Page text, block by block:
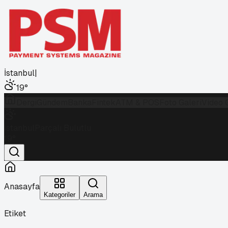
İstanbul|
19°
Anasayfa
Kategoriler Arama
Etiket